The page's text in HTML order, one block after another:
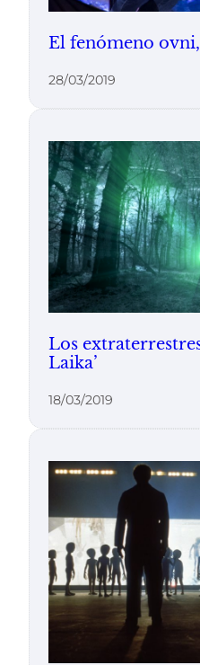
El fenómeno ovni,
28/03/2019
Los
Laika’
18/03/2019